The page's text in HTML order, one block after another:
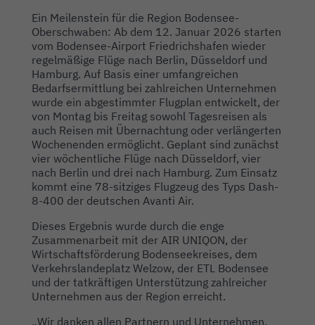
Ein Meilenstein für die Region Bodensee-
Oberschwaben: Ab dem 12. Januar 2026 starten
vom Bodensee-Airport Friedrichshafen wieder
regelmäßige Flüge nach Berlin, Düsseldorf und
Hamburg. Auf Basis einer umfangreichen
Bedarfsermittlung bei zahlreichen Unternehmen
wurde ein abgestimmter Flugplan entwickelt, der
von Montag bis Freitag sowohl Tagesreisen als
auch Reisen mit Übernachtung oder verlängerten
Wochenenden ermöglicht. Geplant sind zunächst
vier wöchentliche Flüge nach Düsseldorf, vier
nach Berlin und drei nach Hamburg. Zum Einsatz
kommt eine 78-sitziges Flugzeug des Typs Dash-
8-400 der deutschen Avanti Air.
Dieses Ergebnis wurde durch die enge
Zusammenarbeit mit der AIR UNIQON, der
Wirtschaftsförderung Bodenseekreises, dem
Verkehrslandeplatz Welzow, der ETL Bodensee
und der tatkräftigen Unterstützung zahlreicher
Unternehmen aus der Region erreicht.
„Wir danken allen Partnern und Unternehmen,